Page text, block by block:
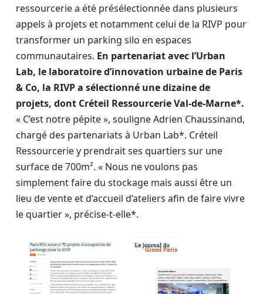
ressourcerie a été présélectionnée dans plusieurs
appels à projets et notamment celui de la RIVP pour
transformer un parking silo en espaces
communautaires. En partenariat avec l’Urban
Lab, le laboratoire d’innovation urbaine de Paris
& Co, la RIVP a sélectionné une dizaine de
projets, dont Créteil Ressourcerie Val-de-Marne*.
« C’est notre pépite », souligne Adrien Chaussinand,
chargé des partenariats à Urban Lab*. Créteil
Ressourcerie y prendrait ses quartiers sur une
surface de 700m². « Nous ne voulons pas
simplement faire du stockage mais aussi être un
lieu de vente et d’accueil d’ateliers afin de faire vivre
le quartier », précise-t-elle*.